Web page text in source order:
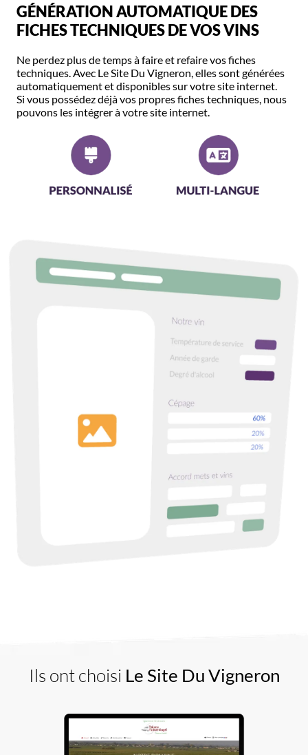
GÉNÉRATION AUTOMATIQUE DES
FICHES TECHNIQUES DE VOS VINS
Ne perdez plus de temps à faire et refaire vos fiches
techniques. Avec Le Site Du Vigneron, elles sont générées
automatiquement et disponibles sur votre site internet.
Si vous possédez déjà vos propres fiches techniques, nous
pouvons les intégrer à votre site internet.
Ils ont choisi Le Site Du Vigneron